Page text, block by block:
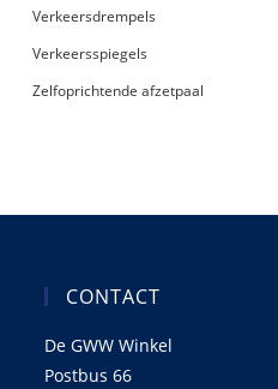
Verkeersdrempels
Verkeersspiegels
Zelfoprichtende afzetpaal
CONTACT
De GWW Winkel
Postbus 66